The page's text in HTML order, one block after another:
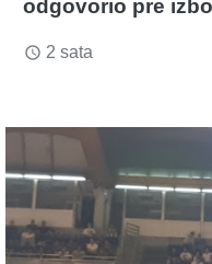
odgovorio pre
access_time 2 sata